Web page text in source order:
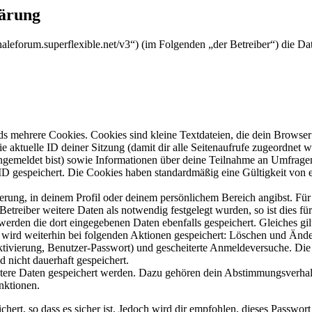
v3“) (im Folgenden „der Betreiber“) die
mehrere Cookies. Cookies sind kleine Textdateien, die dein
aktuelle ID deiner Sitzung (damit dir alle Seitenaufrufe zugeordnet
bist) sowie Informationen über deine Teilnahme an
gespeichert. Die Cookies haben standardmäßig eine Gültigkeit
in deinem Profil oder deinem persönlichem Bereich angibst.
weitere Daten als notwendig festgelegt wurden, so ist dies
die dort eingegebenen Daten ebenfalls gespeichert. Gleiches
weiterhin bei folgenden Aktionen gespeichert: Löschen und
Benutzer-Passwort) und gescheiterte Anmeldeversuche.
nicht dauerhaft gespeichert.
Daten gespeichert werden. Dazu gehören dein
so dass es sicher ist. Jedoch wird dir empfohlen, dieses